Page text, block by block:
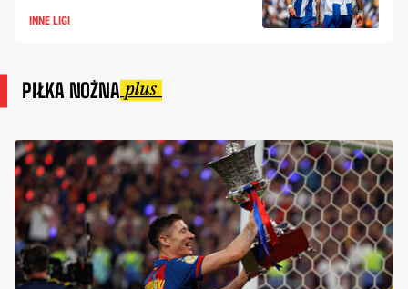
INNE LIGI
PIŁKA NOŻNA